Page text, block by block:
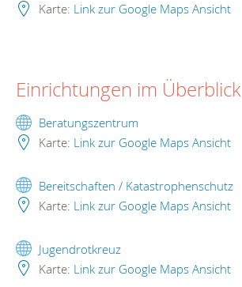
Karte: Link zur Google Maps Ansicht
Einrichtungen im Überblick
Beratungszentrum
Karte: Link zur Google Maps Ansicht
Bereitschaften / Katastrophenschutz
Karte: Link zur Google Maps Ansicht
Jugendrotkreuz
Karte: Link zur Google Maps Ansicht